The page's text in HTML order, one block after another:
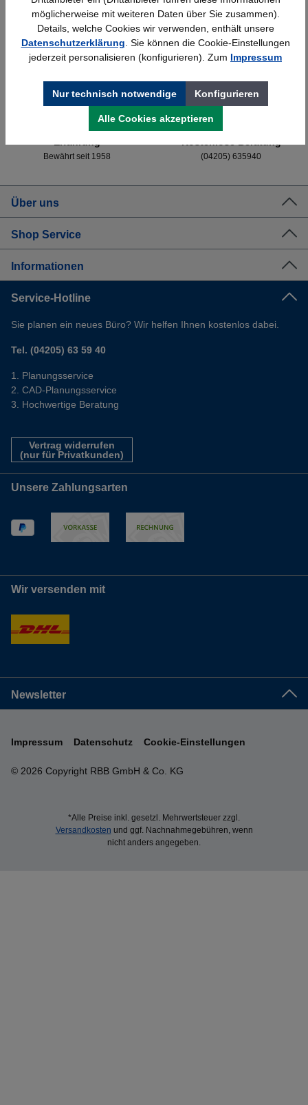
Schnelle Lieferung Topmarken
Erfahrung
Bewährt seit 1958
Kostenlose Beratung
(04205) 635940
Über uns
Shop Service
Informationen
Service-Hotline
Sie planen ein neues Büro? Wir helfen Ihnen kostenlos dabei.
Tel. (04205) 63 59 40
Planungsservice
CAD-Planungsservice
Hochwertige Beratung
Vertrag widerrufen
(nur für Privatkunden)
Unsere Zahlungsarten
Wir versenden mit
Newsletter
© 2026 Copyright RBB GmbH & Co. KG
Impressum Datenschutz Cookie-Einstellungen
*Alle Preise inkl. gesetzl. Mehrwertsteuer zzgl.
Versandkosten und ggf. Nachnahmegebühren, wenn
nicht anders angegeben.
möglicherweise mit weiteren Daten über Sie zusammen).
Details, welche Cookies wir verwenden, enthält unsere
Datenschutzerklärung . Sie können die Cookie-Einstellungen
jederzeit personalisieren (konfigurieren). Zum Impressum
Nur technisch notwendige Konfigurieren
Alle Cookies akzeptieren